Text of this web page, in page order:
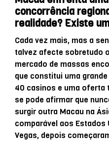
concorrência
realidade? Existe
Cada vez mais, mas a
talvez afecte sobretudo
mercado de massas
que constitui uma
40 casinos e uma oferta
se pode afirmar que
surgir outra Macau na
comparável aos Estados
Vegas, depois